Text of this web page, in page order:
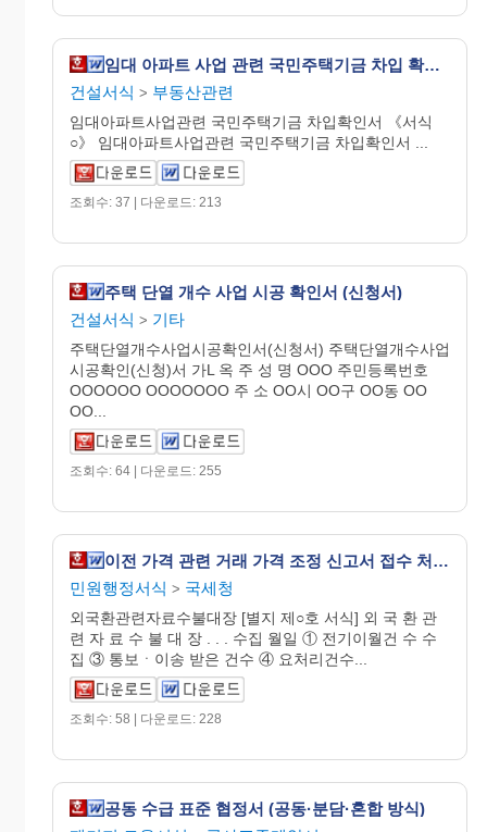
임대 아파트 사업 관련 국민주택기금 차입 확인서
건설서식 > 부동산관련
임대아파트사업관련 국민주택기금 차입확인서 《서식
○》 임대아파트사업관련 국민주택기금 차입확인서 ...
조회수: 37 | 다운로드: 213
주택 단열 개수 사업 시공 확인서 (신청서)
건설서식 > 기타
주택단열개수사업시공확인서(신청서) 주택단열개수사업
시공확인(신청)서 가L 옥 주 성 명 OOO 주민등록번호
OOOOOO OOOOOOO 주 소 OO시 OO구 OO동 OO
OO...
조회수: 64 | 다운로드: 255
이전 가격 관련 거래 가격 조정 신고서 접수 처리 대장
민원행정서식 > 국세청
외국환관련자료수불대장 [별지 제○호 서식] 외 국 환 관
련 자 료 수 불 대 장 . . . 수집 월일 ① 전기이월건 수 수
집 ③ 통보ㆍ이송 받은 건수 ④ 요처리건수...
조회수: 58 | 다운로드: 228
공동 수급 표준 협정서 (공동·분담·혼합 방식)